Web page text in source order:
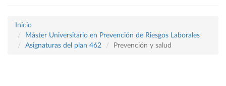
Inicio
Máster Universitario en Prevención de Riesgos Laborales
Asignaturas del plan 462
Prevención y salud